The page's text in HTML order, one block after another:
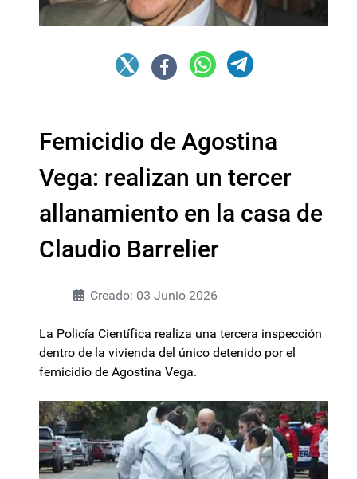
Femicidio de Agostina
Vega: realizan un tercer
allanamiento en la casa de
Claudio Barrelier
Creado: 03 Junio 2026
La Policía Científica realiza una tercera inspección
dentro de la vivienda del único detenido por el
femicidio de Agostina Vega.